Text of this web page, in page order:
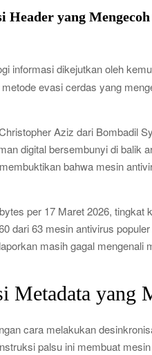
yang
informasi dikejutkan oleh
evasi cerdas yang
Aziz dari Bombadil
digital bersembunyi di balik
bahwa mesin
per 17 Maret 2026, tingkat
dari 63 mesin antivirus
masih gagal mengenali
Metadata yang
cara melakukan
palsu ini membuat